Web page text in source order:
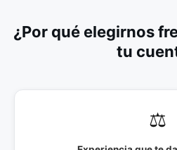
¿Por qué elegirnos
tu
⚖️